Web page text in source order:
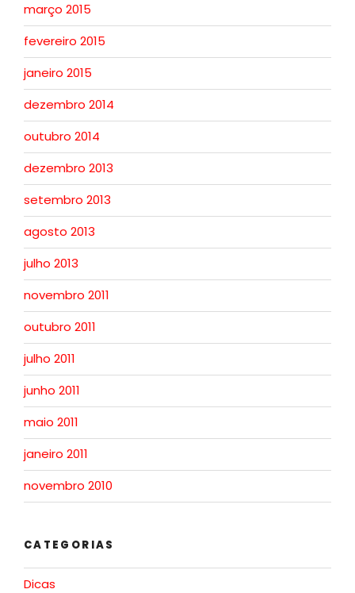
março 2015
fevereiro 2015
janeiro 2015
dezembro 2014
outubro 2014
dezembro 2013
setembro 2013
agosto 2013
julho 2013
novembro 2011
outubro 2011
julho 2011
junho 2011
maio 2011
janeiro 2011
novembro 2010
CATEGORIAS
Dicas